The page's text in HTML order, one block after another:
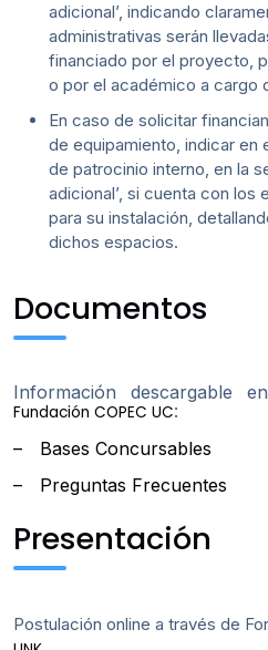
adicional’, indicando
administrativas serán
financiado por el proyecto,
o por el académico a cargo
En caso de solicitar
de equipamiento, indicar en
de patrocinio interno, en la
adicional’, si cuenta con los
para su instalación,
dichos espacios.
Documentos
Información descargable
Fundación COPEC UC:
–
Bases Concursables
–
Preguntas Frecuentes
Presentación
Postulación online a través de